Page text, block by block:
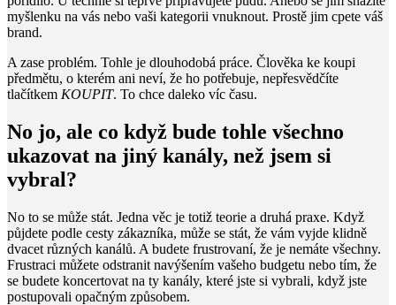
myšlenku na vás nebo vaši kategorii vnuknout. Prostě jim cpete váš
brand.
A zase problém. Tohle je dlouhodobá práce. Člověka ke koupi
předmětu, o kterém ani neví, že ho potřebuje, nepřesvědčíte
tlačítkem KOUPIT. To chce daleko víc času.
No jo, ale co když bude tohle všechno
ukazovat na jiný kanály, než jsem si
vybral?
No to se může stát. Jedna věc je totiž teorie a druhá praxe. Když
půjdete podle cesty zákazníka, může se stát, že vám vyjde klidně
dvacet různých kanálů. A budete frustrovaní, že je nemáte všechny.
Frustraci můžete odstranit navýšením vašeho budgetu nebo tím, že
se budete koncertovat na ty kanály, které jste si vybrali, když jste
postupovali opačným způsobem.